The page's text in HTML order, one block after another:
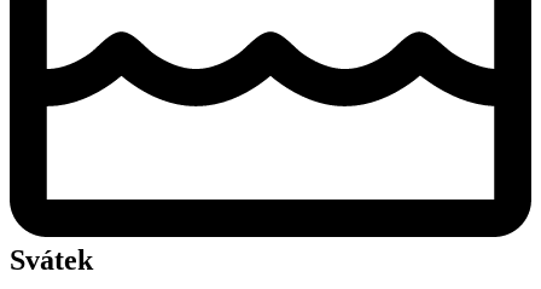
Svátek